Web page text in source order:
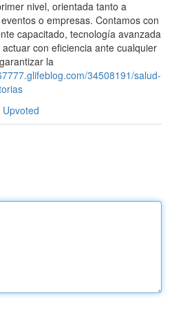
nivel, orientada tanto a
o empresas. Contamos con
capacitado, tecnología avanzada
con eficiencia ante cualquier
la
34508191/salud-